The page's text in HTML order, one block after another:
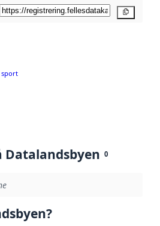
Datalandsbyen 0